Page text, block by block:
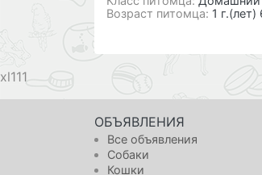
Возраст питомца: 1 г.(лет)
111
ОБЪЯВЛЕНИЯ
Все объявления
Собаки
Кошки